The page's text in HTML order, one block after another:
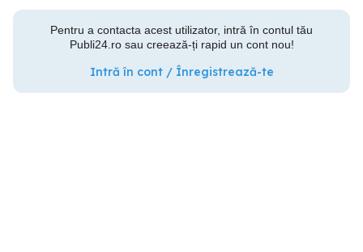
Pentru a contacta acest utilizator, intră în contul tău
Publi24.ro sau creează-ți rapid un cont nou!
Intră în cont / Înregistrează-te